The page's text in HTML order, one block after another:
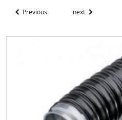
Previous next